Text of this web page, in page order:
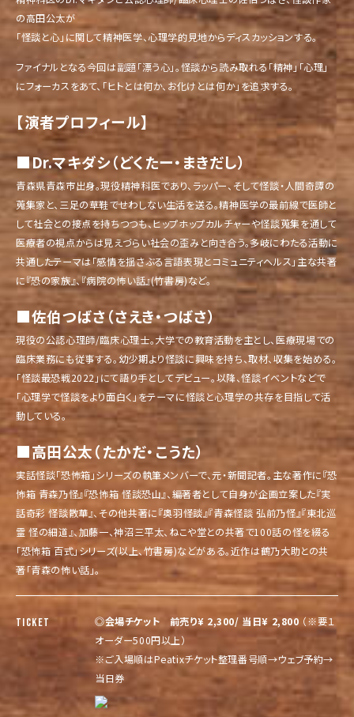
の高田公太が
「怪談と心」に関して精神医学、心理学的見地からディスカッションする。
ファイナルとなる今回は副題「漂う心」。怪談から読み取れる「精神」「心理」
にフォーカスをあて、「ヒトとは何か、お化けとは何か」を追求する。
【演者プロフィール】
■Dr.マキダシ（どくたー・まきだし）
青森県青森市出身。現役精神科医であり、ラッパー、そして怪談・人間奇譚の
蒐集家と、三足の草鞋でせわしない生活を送る。精神医学の最前線で医師と
して社会との接点を持ちつつも、ヒップホップカルチャーや怪談蒐集を通して
医療者の視点からは見えづらい社会の歪みと向き合う。多岐にわたる活動に
共通したテーマは「感情を揺さぶる言語表現とコミュニティヘルス」主な共著
に『恐の家族』、『病院の怖い話』(竹書房)など。
■佐伯つばさ（さえき・つばさ）
現役の公認心理師/臨床心理士。大学での教育活動を主とし、医療現場での
臨床業務にも従事する。幼少期より怪談に興味を持ち、取材、収集を始める。
「怪談最恐戦2022」にて語り手としてデビュー。以降、怪談イベントなどで
「心理学で怪談をより面白く」をテーマに怪談と心理学の共存を目指して活
動している。
■高田公太（たかだ・こうた）
実話怪談「恐怖箱」シリーズの執筆メンバーで、元・新聞記者。主な著作に『恐
怖箱 青森乃怪』『恐怖箱 怪談恐山』、編著者として自身が企画立案した『実
話奇彩 怪談散華』、その他共著に『奥羽怪談』『青森怪談 弘前乃怪』『東北巡
霊 怪の細道』、加藤一、神沼三平太、ねこや堂との共著で100話の怪を綴る
「恐怖箱 百式」シリーズ(以上、竹書房)などがある。近作は鶴乃大助との共
著「青森の怖い話」。
TICKET ◎会場チケット 前売り¥ 2,300/ 当日¥ 2,800 （※要１
オーダー500円以上）
※ご入場順はPeatixチケット整理番号順→ウェブ予約→
当日券